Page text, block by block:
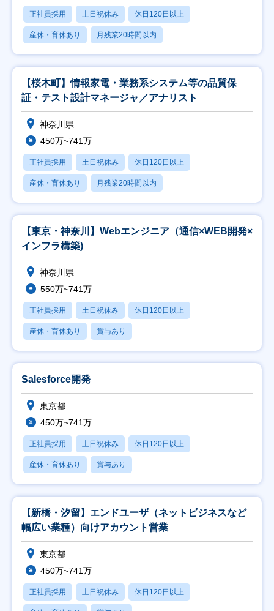
正社員採用 土日祝休み 休日120日以上
産休・育休あり 月残業20時間以内
【桜木町】情報家電・業務系システム等の品質保
証・テスト設計マネージャ／アナリスト
神奈川県
450万~741万
正社員採用 土日祝休み 休日120日以上
産休・育休あり 月残業20時間以内
【東京・神奈川】Webエンジニア（通信×WEB開発×
インフラ構築)
神奈川県
550万~741万
正社員採用 土日祝休み 休日120日以上
産休・育休あり 賞与あり
Salesforce開発
東京都
450万~741万
正社員採用 土日祝休み 休日120日以上
産休・育休あり 賞与あり
【新橋・汐留】エンドユーザ（ネットビジネスなど
幅広い業種）向けアカウント営業
東京都
450万~741万
正社員採用 土日祝休み 休日120日以上